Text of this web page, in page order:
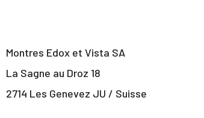
Montres Edox et Vista SA
La Sagne au Droz 18
2714 Les Genevez JU / Suisse